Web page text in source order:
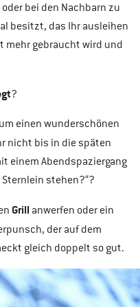
bei den Nachbarn zu
besitzt, das Ihr ausleihen
mehr gebraucht wird und
?
einen wunderschönen
nicht bis in die späten
einem Abendspaziergang
stehen?“?
Grill anwerfen oder ein
der auf dem
gleich doppelt so gut.